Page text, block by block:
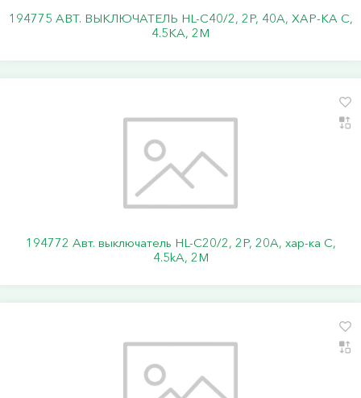
194775 АВТ. ВЫКЛЮЧАТЕЛЬ HL-C40/2, 2P, 40A, ХАР-КА C,
4.5KA, 2M
194772 Авт. выключатель HL-C20/2, 2P, 20A, хар-ка C,
4.5kA, 2M